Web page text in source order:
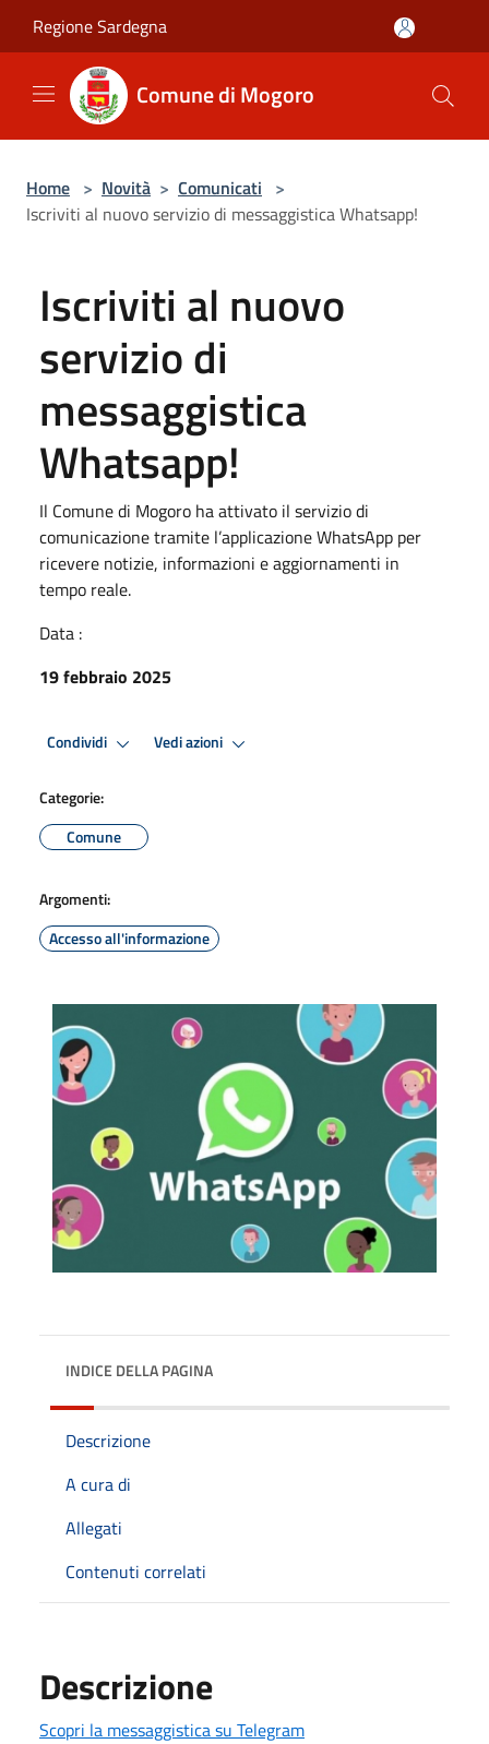
Regione Sardegna
Comune di Mogoro
Home > Novità > Comunicati >
Iscriviti al nuovo servizio di messaggistica Whatsapp!
Iscriviti al nuovo
servizio di
messaggistica
Whatsapp!
Il Comune di Mogoro ha attivato il servizio di
comunicazione tramite l’applicazione WhatsApp per
ricevere notizie, informazioni e aggiornamenti in
tempo reale.
Data :
19 febbraio 2025
Condividi Vedi azioni
Categorie:
Comune
Argomenti:
Accesso all'informazione
INDICE DELLA PAGINA
Descrizione
A cura di
Allegati
Contenuti correlati
Descrizione
Scopri la messaggistica su Telegram